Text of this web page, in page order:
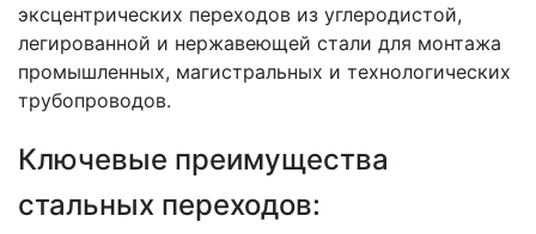
эксцентрических переходов из углеродистой,
легированной и нержавеющей стали для монтажа
промышленных, магистральных и технологических
трубопроводов.
Ключевые преимущества
стальных переходов: